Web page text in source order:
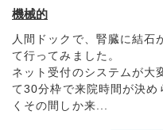
機械的
人間ドックで、腎臓に結石
て行ってみました。
ネット受付のシステムが大
て30分枠で来院時間が決
くその間しか来...